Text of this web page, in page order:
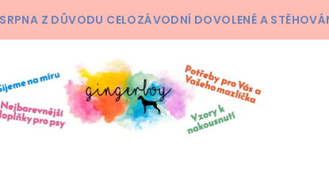
Z DŮVODU CELOZÁVODNÍ DOVOLENÉ A